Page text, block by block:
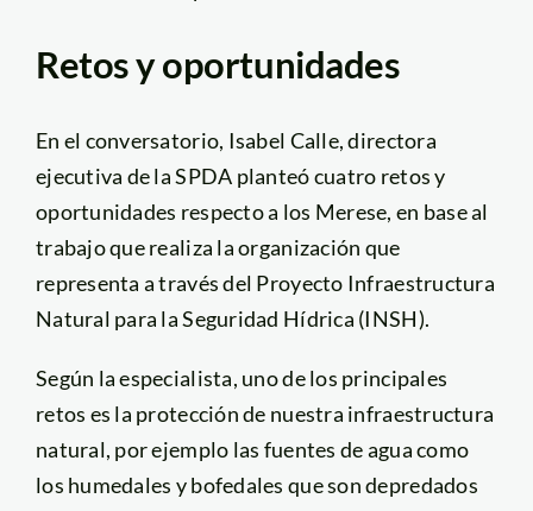
Retos y oportunidades
En el conversatorio, Isabel Calle, directora
ejecutiva de la SPDA planteó cuatro retos y
oportunidades respecto a los Merese, en base al
trabajo que realiza la organización que
representa a través del Proyecto Infraestructura
Natural para la Seguridad Hídrica (INSH).
Según la especialista, uno de los principales
retos es la protección de nuestra infraestructura
natural, por ejemplo las fuentes de agua como
los humedales y bofedales que son depredados